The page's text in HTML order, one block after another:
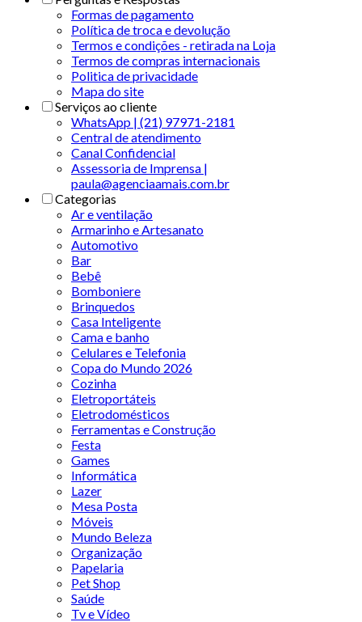
Formas de pagamento
Política de troca e devolução
Termos e condições - retirada na Loja
Termos de compras internacionais
Politica de privacidade
Mapa do site
Serviços ao cliente
WhatsApp | (21) 97971-2181
Central de atendimento
Canal Confidencial
Assessoria de Imprensa |
paula@agenciaamais.com.br
Categorias
Ar e ventilação
Armarinho e Artesanato
Automotivo
Bar
Bebê
Bomboniere
Brinquedos
Casa Inteligente
Cama e banho
Celulares e Telefonia
Copa do Mundo 2026
Cozinha
Eletroportáteis
Eletrodomésticos
Ferramentas e Construção
Festa
Games
Informática
Lazer
Mesa Posta
Móveis
Mundo Beleza
Organização
Papelaria
Pet Shop
Saúde
Tv e Vídeo